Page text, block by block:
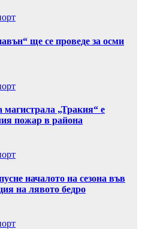
ще се проведе за осми
„Тракия“ е
пожар в района
началото на сезона във
на лявото бедро